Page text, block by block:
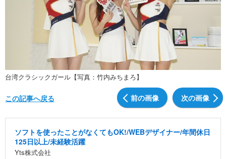
台湾クラシックガール【写真：竹内みちまろ】
前の画像 次の画像
この記事へ戻る
ソフトを使ったことがなくてもOK!/WEBデザイナー/年間休日
125日以上/未経験活躍
Yts株式会社